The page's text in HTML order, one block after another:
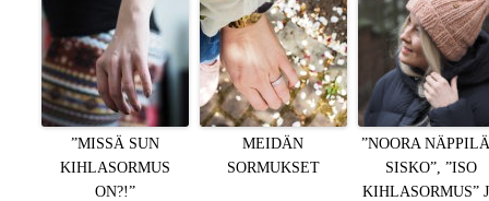
”MISSÄ SUN
KIHLASORMUS
ON?!”
MEIDÄN
SORMUKSET
”NOORA
SISKO”, ”ISO
KIHLASORMUS”